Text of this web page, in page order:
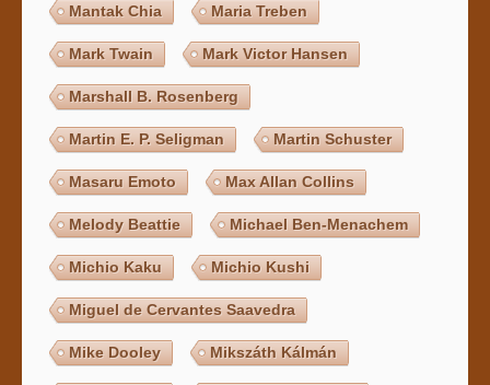
Mantak Chia Maria Treben
Mark Twain Mark Victor Hansen
Marshall B. Rosenberg
Martin E. P. Seligman Martin Schuster
Masaru Emoto Max Allan Collins
Melody Beattie Michael Ben-Menachem
Michio Kaku Michio Kushi
Miguel de Cervantes Saavedra
Mike Dooley Mikszáth Kálmán